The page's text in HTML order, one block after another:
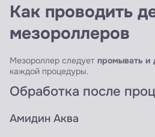
Как проводить
мезороллеров
Мезороллер следует промывать и
каждой процедуры.
Обработка после
Амидин Аква